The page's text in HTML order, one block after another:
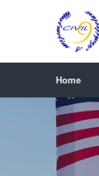
Home